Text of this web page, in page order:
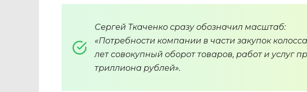
Сергей Ткаченко сразу обозначил масштаб:
«Потребности компании в части закупок
лет совокупный оборот товаров, работ и услуг
триллиона рублей».